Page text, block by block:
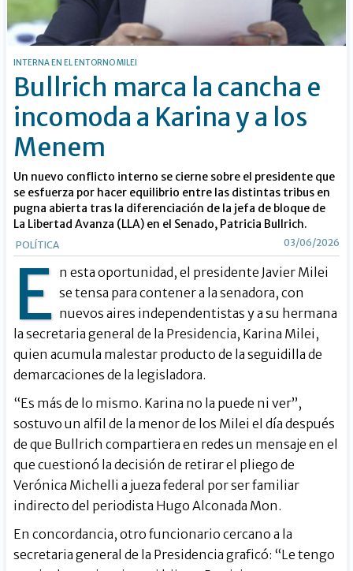
INTERNA EN EL ENTORNO MILEI
Bullrich marca la cancha e
incomoda a Karina y a los
Menem
Un nuevo conflicto interno se cierne sobre el presidente que
se esfuerza por hacer equilibrio entre las distintas tribus en
pugna abierta tras la diferenciación de la jefa de bloque de
La Libertad Avanza (LLA) en el Senado, Patricia Bullrich.
POLÍTICA 03/06/2026
E n esta oportunidad, el presidente Javier Milei
se tensa para contener a la senadora, con
nuevos aires independentistas y a su hermana
la secretaria general de la Presidencia, Karina Milei,
quien acumula malestar producto de la seguidilla de
demarcaciones de la legisladora.
“Es más de lo mismo. Karina no la puede ni ver”,
sostuvo un alfil de la menor de los Milei el día después
de que Bullrich compartiera en redes un mensaje en el
que cuestionó la decisión de retirar el pliego de
Verónica Michelli a jueza federal por ser familiar
indirecto del periodista Hugo Alconada Mon.
En concordancia, otro funcionario cercano a la
secretaria general de la Presidencia graficó: “Le tengo